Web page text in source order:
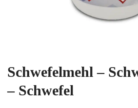
Schwefelmehl –
– Schwefel